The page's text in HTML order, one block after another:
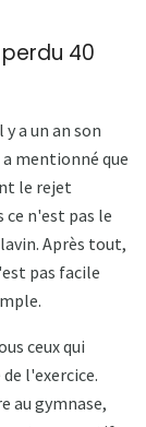
40
a un an son
mentionné que
le rejet
n'est pas le
Après tout,
pas facile
ceux qui
l'exercice.
au gymnase,